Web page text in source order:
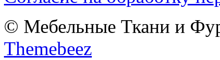
© Мебельные Ткани и
Themebeez